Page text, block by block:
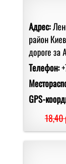
Адрес:
район
дороге за
Телефон:
GPS-
18,40